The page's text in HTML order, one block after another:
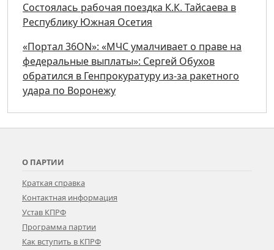
Состоялась рабочая поездка К.К. Тайсаева в
Республику Южная Осетия
«Портал 36ON»: «МЧС умалчивает о праве на
федеральные выплаты»: Сергей Обухов
обратился в Генпрокуратуру из-за ракетного
удара по Воронежу
О ПАРТИИ
Краткая справка
Контактная информация
Устав КПРФ
Программа партии
Как вступить в КПРФ